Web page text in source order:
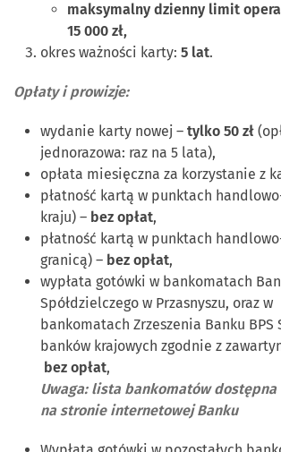
maksymalny dzienny limit
15 000 zł,
okres ważności karty: 5 lat.
Opłaty i prowizje:
wydanie karty nowej – tylko 50 zł
jednorazowa: raz na 5 lata),
opłata miesięczna za korzystanie z
płatność kartą w punktach
kraju) – bez opłat,
płatność kartą w punktach
granicą) – bez opłat,
wypłata gotówki w bankomatach
Spółdzielczego w Przasnyszu, oraz w
bankomatach Zrzeszenia Banku BPS
banków krajowych zgodnie z
bez opłat,
Uwaga: lista bankomatów
na stronie internetowej Banku